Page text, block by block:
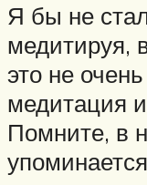
Я бы не
медитируя,
это не
медитация
Помните, в